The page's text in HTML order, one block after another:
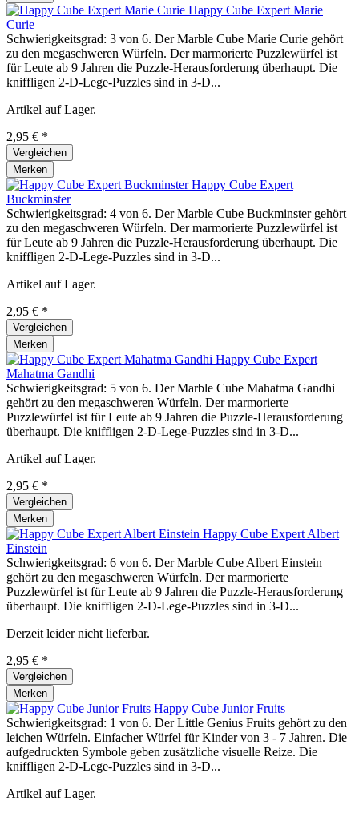
Happy Cube Expert Marie
Curie
Schwierigkeitsgrad: 3 von 6. Der Marble Cube Marie Curie gehört
zu den megaschweren Würfeln. Der marmorierte Puzzlewürfel ist
für Leute ab 9 Jahren die Puzzle-Herausforderung überhaupt. Die
kniffligen 2-D-Lege-Puzzles sind in 3-D...
Artikel auf Lager.
2,95 € *
Vergleichen
Merken
Happy Cube Expert
Buckminster
Schwierigkeitsgrad: 4 von 6. Der Marble Cube Buckminster gehört
zu den megaschweren Würfeln. Der marmorierte Puzzlewürfel ist
für Leute ab 9 Jahren die Puzzle-Herausforderung überhaupt. Die
kniffligen 2-D-Lege-Puzzles sind in 3-D...
Artikel auf Lager.
2,95 € *
Vergleichen
Merken
Happy Cube Expert
Mahatma Gandhi
Schwierigkeitsgrad: 5 von 6. Der Marble Cube Mahatma Gandhi
gehört zu den megaschweren Würfeln. Der marmorierte
Puzzlewürfel ist für Leute ab 9 Jahren die Puzzle-Herausforderung
überhaupt. Die kniffligen 2-D-Lege-Puzzles sind in 3-D...
Artikel auf Lager.
2,95 € *
Vergleichen
Merken
Happy Cube Expert Albert
Einstein
Schwierigkeitsgrad: 6 von 6. Der Marble Cube Albert Einstein
gehört zu den megaschweren Würfeln. Der marmorierte
Puzzlewürfel ist für Leute ab 9 Jahren die Puzzle-Herausforderung
überhaupt. Die kniffligen 2-D-Lege-Puzzles sind in 3-D...
Derzeit leider nicht lieferbar.
2,95 € *
Vergleichen
Merken
Happy Cube Junior Fruits
Schwierigkeitsgrad: 1 von 6. Der Little Genius Fruits gehört zu den
leichen Würfeln. Einfacher Würfel für Kinder von 3 - 7 Jahren. Die
aufgedruckten Symbole geben zusätzliche visuelle Reize. Die
kniffligen 2-D-Lege-Puzzles sind in 3-D...
Artikel auf Lager.